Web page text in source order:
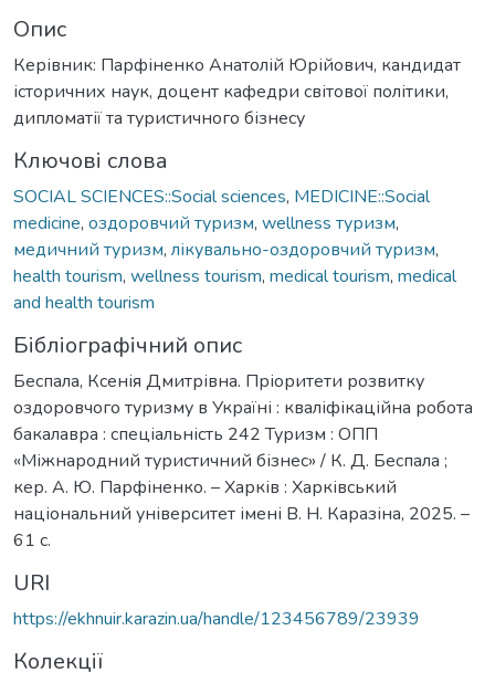
Опис
Керівник: Парфіненко Анатолій Юрійович, кандидат
історичних наук, доцент кафедри світової політики,
дипломатії та туристичного бізнесу
Ключові слова
SOCIAL SCIENCES::Social sciences, MEDICINE::Social
medicine, оздоровчий туризм, wellness туризм,
медичний туризм, лікувально-оздоровчий туризм,
health tourism, wellness tourism, medical tourism, medical
and health tourism
Бібліографічний опис
Беспала, Ксенія Дмитрівна. Пріоритети розвитку
оздоровчого туризму в Україні : кваліфікаційна робота
бакалавра : спеціальність 242 Туризм : ОПП
«Міжнародний туристичний бізнес» / К. Д. Беспала ;
кер. А. Ю. Парфіненко. – Харків : Харківський
національний університет імені В. Н. Каразіна, 2025. –
61 с.
URI
https://ekhnuir.karazin.ua/handle/123456789/23939
Колекції